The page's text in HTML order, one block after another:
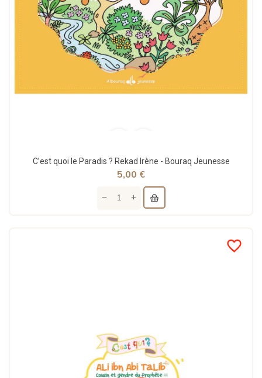
C’est quoi le Paradis ? Rekad Irène - Bouraq Jeunesse
5,00 €
favorite_border